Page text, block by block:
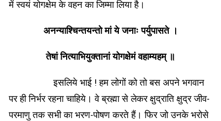
में स्वयं योगक्षेम के वहन का जिम्मा लिया है।
अनन्याश्चिन्तयन्तो मां ये जनाः पर्युपासते ।
तेषां नित्याभियुक्तानां योगक्षेमं वहाम्यहम् ॥
इसलिये भाई ! हम लोगों को तो बस अपने भगवान
पर ही निर्भर रहना चाहिये। वे ब्रह्मा से लेकर क्षुद्राति क्षुद्र जीव-
परमाणु तक सभी का भरण-पोषण करते हैं। फिर जो उनके भरोसे